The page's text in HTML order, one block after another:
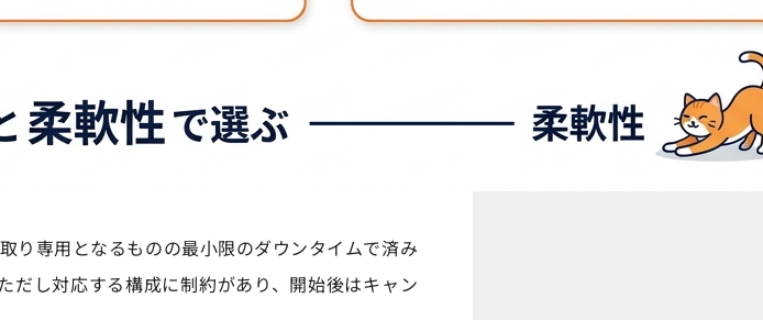
り専用となるものの最小限のダウンタイムで済み
だし対応する構成に制約があり、開始後はキャン